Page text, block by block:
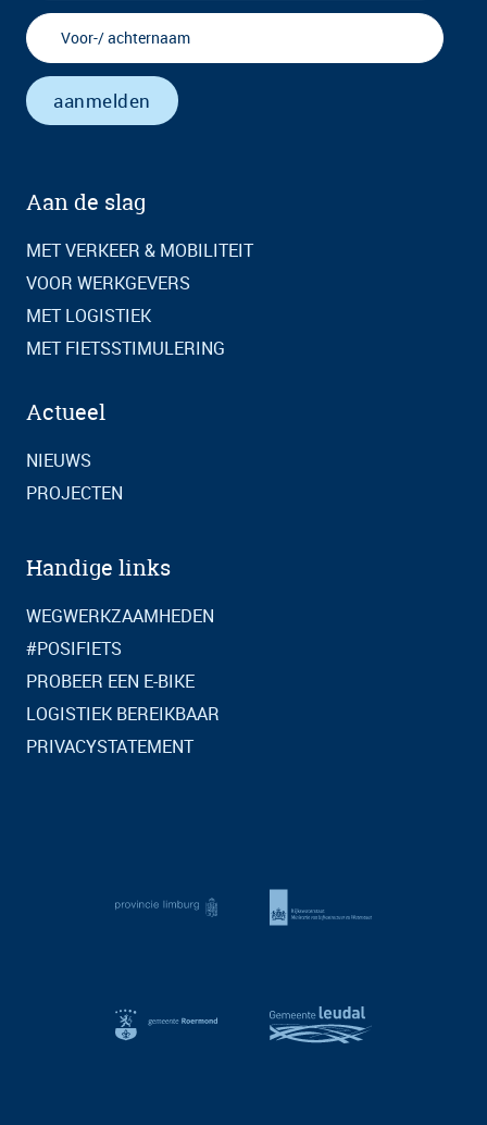
Aan de slag
MET VERKEER & MOBILITEIT
VOOR WERKGEVERS
MET LOGISTIEK
MET FIETSSTIMULERING
Actueel
NIEUWS
PROJECTEN
Handige links
WEGWERKZAAMHEDEN
#POSIFIETS
PROBEER EEN E-BIKE
LOGISTIEK BEREIKBAAR
PRIVACYSTATEMENT